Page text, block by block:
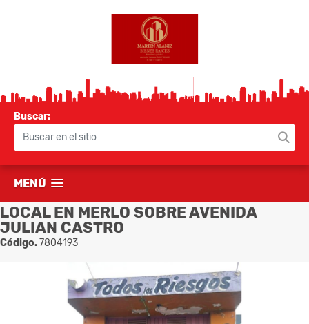
Buscar:
MENÚ
LOCAL EN MERLO SOBRE AVENIDA
JULIAN CASTRO
Código.7804193